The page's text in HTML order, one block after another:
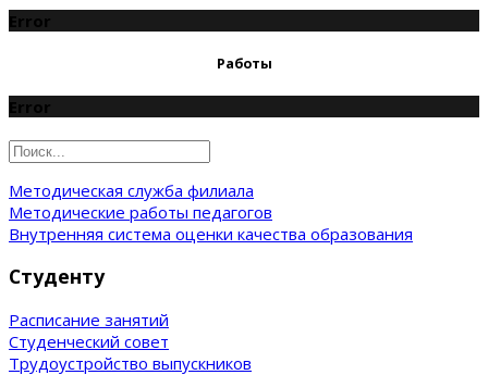
Error
Работы
Error
Методическая служба филиала
Методические работы педагогов
Внутренняя система оценки качества образования
Студенту
Расписание занятий
Студенческий совет
Трудоустройство выпускников